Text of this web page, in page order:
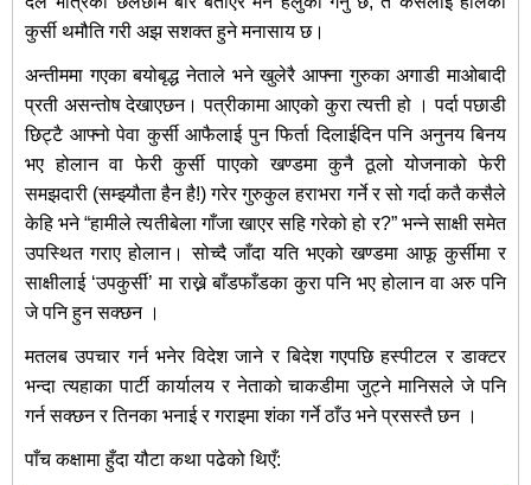
कुर्सी थमौति गरी अझ सशक्त हुने मनासाय छ।
अन्तीममा गएका बयोबृद्ध नेताले भने खुलेरै आफ्ना गुरुका अगाडी माओबादी
प्रती असन्तोष देखाएछन। पत्रीकामा आएको कुरा त्यत्ती हो । पर्दा पछाडी
छिट्टै आफ्नो पेवा कुर्सी आफैलाई पुन फिर्ता दिलाईदिन पनि अनुनय बिनय
भए होलान वा फेरी कुर्सी पाएको खण्डमा कुनै ठूलो योजनाको फेरी
समझदारी (सम्झ्यौता हैन है!) गरेर गुरुकुल हराभरा गर्ने र सो गर्दा कतै कसैले
केहि भने “हामीले त्यतीबेला गाँजा खाएर सहि गरेको हो र?” भन्ने साक्षी समेत
उपस्थित गराए होलान। सोच्दै जाँदा यति भएको खण्डमा आफू कुर्सीमा र
साक्षीलाई ‘उपकुर्सी’ मा राख्ने बाँडफाँडका कुरा पनि भए होलान वा अरु पनि
जे पनि हुन सक्छन ।
मतलब उपचार गर्न भनेर विदेश जाने र बिदेश गएपछि हस्पीटल र डाक्टर
भन्दा त्यहाका पार्टी कार्यालय र नेताको चाकडीमा जुट्ने मानिसले जे पनि
गर्न सक्छन र तिनका भनाई र गराइमा शंका गर्ने ठाँउ भने प्रसस्तै छन ।
पाँच कक्षामा हुँदा यौटा कथा पढेको थिएँ: